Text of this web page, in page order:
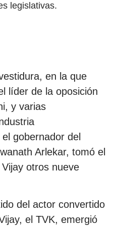
legislativas.
en la que
líder de la oposición
y varias
gobernador del
Arlekar, tomó el
otros nueve
del actor convertido
el TVK, emergió